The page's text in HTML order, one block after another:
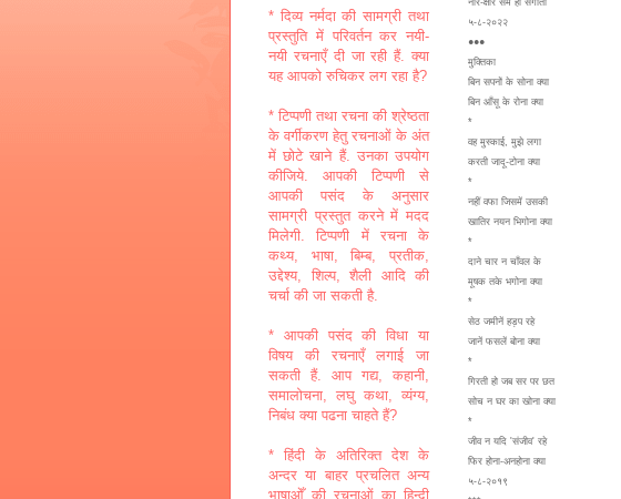
५-८-२०२२
●●●
मुक्तिका
बिन सपनों के सोना क्या
बिन आँसू के रोना क्या
*
वह मुस्काई, मुझे लगा
करती जादू-टोना क्या
*
नहीं वफा जिसमें उसकी
खातिर नयन भिगोना क्या
*
दाने चार न चाँवल के
मूषक तके भगोना क्या
*
सेठ जमीनें हड़प रहे
जानें फसलें बोना क्या
*
गिरती हो जब सर पर छत
सोच न घर का खोना क्या
*
जीव न यदि 'संजीव' रहे
फिर होना-अनहोना क्या
५-८-२०१९
* दिव्य नर्मदा की सामग्री तथा
प्रस्तुति में परिवर्तन कर नयी-
नयी रचनाएँ दी जा रही हैं. क्या
यह आपको रुचिकर लग रहा है?
* टिप्पणी तथा रचना की श्रेष्ठता
के वर्गीकरण हेतु रचनाओं के अंत
में छोटे खाने हैं. उनका उपयोग
कीजिये. आपकी टिप्पणी से
आपकी पसंद के अनुसार
सामग्री प्रस्तुत करने में मदद
मिलेगी. टिप्पणी में रचना के
कथ्य, भाषा, बिम्ब, प्रतीक,
उद्देश्य, शिल्प, शैली आदि की
चर्चा की जा सकती है.
* आपकी पसंद की विधा या
विषय की रचनाएँ लगाई जा
सकती हैं. आप गद्य, कहानी,
समालोचना, लघु कथा, व्यंग्य,
निबंध क्या पढना चाहते हैं?
* हिंदी के अतिरिक्त देश के
अन्दर या बाहर प्रचलित अन्य
भाषाओँ की रचनाओं का हिन्दी